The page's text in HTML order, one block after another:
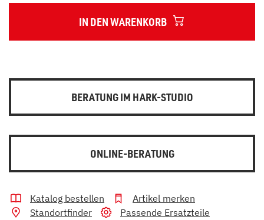
IN DEN WARENKORB
BERATUNG IM HARK-STUDIO
ONLINE-BERATUNG
Katalog bestellen
Artikel merken
Standortfinder
Passende Ersatzteile